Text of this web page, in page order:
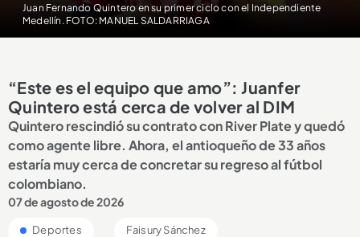
Juan Fernando Quintero en su primer ciclo con el Independiente
Medellín. FOTO: MANUEL SALDARRIAGA
“Este es el equipo que amo”: Juanfer
Quintero está cerca de volver al DIM
Quintero rescindió su contrato con River Plate y quedó
como agente libre. Ahora, el antioqueño de 33 años
estaría muy cerca de concretar su regreso al fútbol
colombiano.
07 de agosto de 2026
Deportes Faisury Sánchez